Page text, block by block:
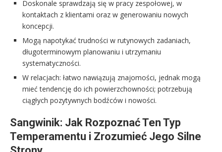
Doskonale sprawdzają się w pracy zespołowej, w
kontaktach z klientami oraz w generowaniu nowych
koncepcji.
Mogą napotykać trudności w rutynowych zadaniach,
długoterminowym planowaniu i utrzymaniu
systematyczności.
W relacjach: łatwo nawiązują znajomości, jednak mogą
mieć tendencję do ich powierzchowności; potrzebują
ciągłych pozytywnych bodźców i nowości.
Sangwinik: Jak Rozpoznać Ten Typ
Temperamentu i Zrozumieć Jego Silne